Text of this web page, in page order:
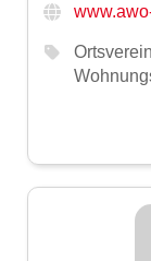
Ortsverein